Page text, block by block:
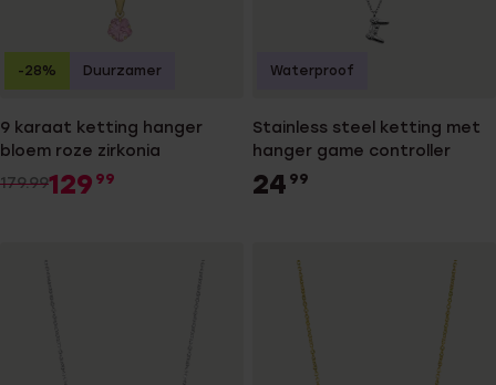
9 karaat ketting hanger
bloem roze zirkonia
179.99129 99
-28% Duurzamer
Stainless steel ketting met
hanger game controller
24 99
Waterproof